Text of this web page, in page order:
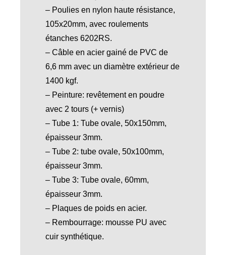
– Poulies en nylon haute résistance,
105x20mm, avec roulements
étanches 6202RS.
– Câble en acier gainé de PVC de
6,6 mm avec un diamètre extérieur de
1400 kgf.
– Peinture: revêtement en poudre
avec 2 tours (+ vernis)
– Tube 1: Tube ovale, 50x150mm,
épaisseur 3mm.
– Tube 2: tube ovale, 50x100mm,
épaisseur 3mm.
– Tube 3: Tube ovale, 60mm,
épaisseur 3mm.
– Plaques de poids en acier.
– Rembourrage: mousse PU avec
cuir synthétique.